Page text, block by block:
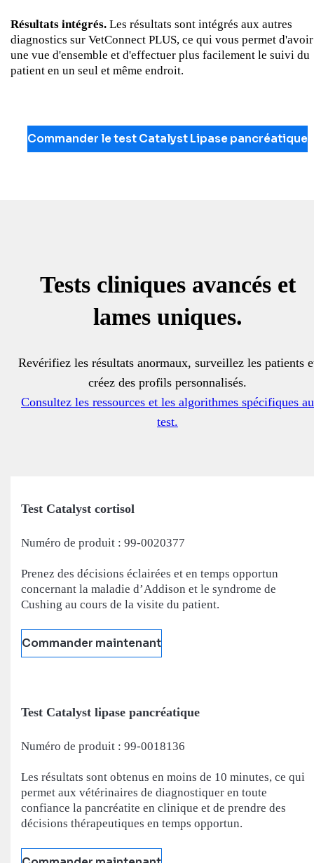
Résultats intégrés. Les résultats sont intégrés aux autres
diagnostics sur VetConnect PLUS, ce qui vous permet d'avoir
une vue d'ensemble et d'effectuer plus facilement le suivi du
patient en un seul et même endroit.
Commander le test Catalyst Lipase pancréatique
Tests cliniques avancés et
lames uniques.
Revérifiez les résultats anormaux, surveillez les patients
créez des profils personnalisés.
Consultez les ressources et les algorithmes spécifiques au
test.
Test Catalyst cortisol
Numéro de produit : 99-0020377
Prenez des décisions éclairées et en temps opportun
concernant la maladie d’Addison et le syndrome de
Cushing au cours de la visite du patient.
Commander maintenant
Test Catalyst lipase pancréatique
Numéro de produit : 99-0018136
Les résultats sont obtenus en moins de 10 minutes, ce qui
permet aux vétérinaires de diagnostiquer en toute
confiance la pancréatite en clinique et de prendre des
décisions thérapeutiques en temps opportun.